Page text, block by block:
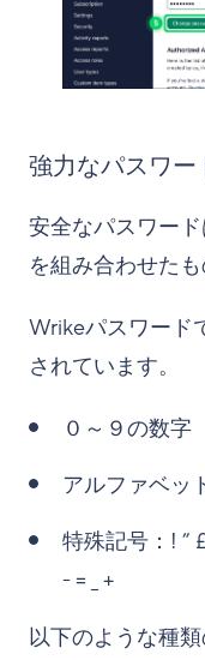
強力なパスワー
安全なパスワー
を組み合わせたも
Wrikeパスワード
されています。
０～９の数字
アルファベッ
特殊記号：! ”
- = _ +
以下のような種